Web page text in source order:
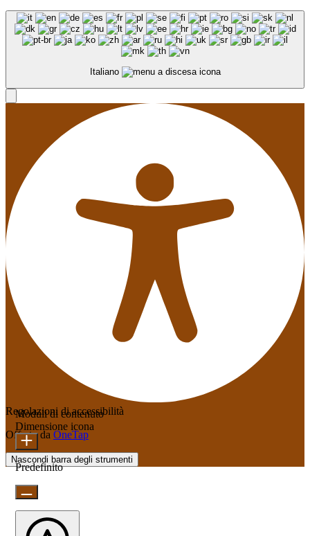
Italiano
Regolazioni di accessibilità
Offerto da OneTap
Nascondi barra degli strumenti
Moduli di contenuto
Dimensione icona
Predefinito